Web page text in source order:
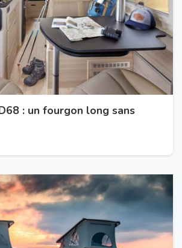
: un fourgon long sans